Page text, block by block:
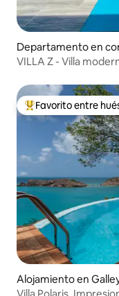
Departamento en
y Harbour
VILLA Z - Villa
Favorito entre los
Favorito entre
Alojamiento en